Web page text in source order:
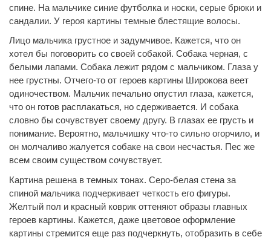
спине. На мальчике синие футболка и носки, серые брюки и
сандалии. У героя картины темные блестящие волосы.
Лицо мальчика грустное и задумчивое. Кажется, что он
хотел бы поговорить со своей собакой. Собака черная, с
белыми лапами. Собака лежит рядом с мальчиком. Глаза у
нее грустны. Отчего-то от героев картины Широкова веет
одиночеством. Мальчик печально опустил глаза, кажется,
что он готов расплакаться, но сдерживается. И собака
словно бы сочувствует своему другу. В глазах ее грусть и
понимание. Вероятно, мальчишку что-то сильно огорчило, и
он молчаливо жалуется собаке на свои несчастья. Пес же
всем своим существом сочувствует.
Картина решена в темных тонах. Серо-белая стена за
спиной мальчика подчеркивает четкость его фигуры.
Желтый пол и красный коврик оттеняют образы главных
героев картины. Кажется, даже цветовое оформление
картины стремится еще раз подчеркнуть, отобразить в себе